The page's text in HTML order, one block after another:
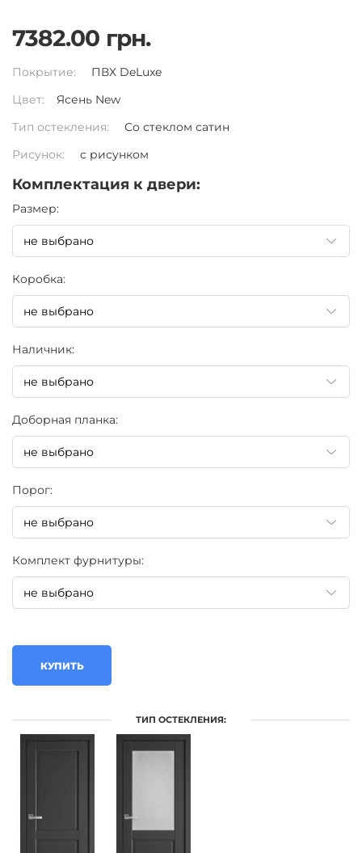
7382.00 грн.
Покрытие:
ПВХ DeLuxe
Цвет:
Ясень New
Тип остекления:
Со стеклом сатин
Рисунок:
с рисунком
Комплектация к двери:
Pазмер:
Коробка:
Наличник:
Доборная планка:
Порог:
Комплект фурнитуры:
КУПИТЬ
ТИП ОСТЕКЛЕНИЯ: